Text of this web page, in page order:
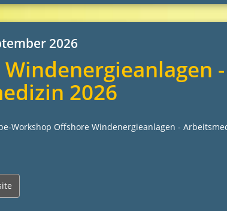
2026
-
2026
Workshop Offshore Windenergieanlagen -